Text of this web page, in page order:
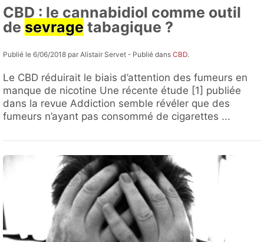
CBD : le cannabidiol comme outil
de sevrage tabagique ?
Publié le 6/06/2018 par Alistair Servet - Publié dans CBD.
Le CBD réduirait le biais d’attention des fumeurs en
manque de nicotine Une récente étude [1] publiée
dans la revue Addiction semble révéler que des
fumeurs n’ayant pas consommé de cigarettes ...